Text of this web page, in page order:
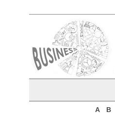
A B